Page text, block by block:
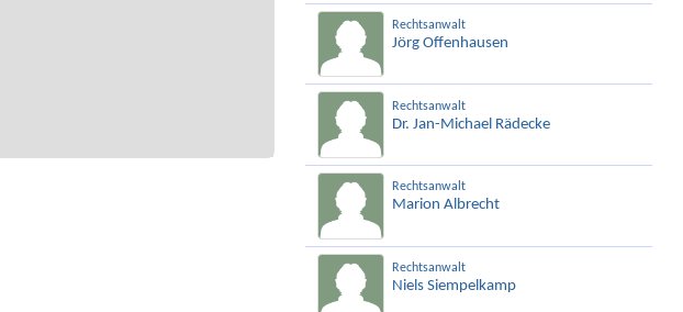
Rechtsanwalt
Jörg Offenhausen
Rechtsanwalt
Dr. Jan-Michael Rädecke
Rechtsanwalt
Marion Albrecht
Rechtsanwalt
Niels Siempelkamp